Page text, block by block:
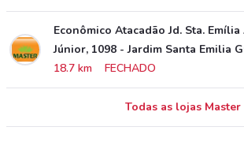
Econômico Atacadão Jd. Sta.
Júnior, 1098 - Jardim Santa Emilia
18.7 km
FECHADO
Todas as lojas